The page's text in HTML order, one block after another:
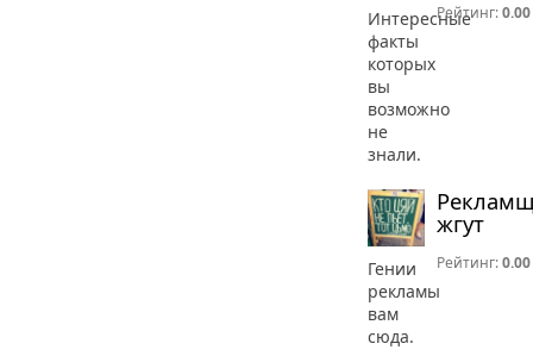
Интересные
факты
которых
вы
возможно
не
знали.
Рейтинг:0.00
жгут
Гении
рекламы
вам
сюда.
Рейтинг:0.00